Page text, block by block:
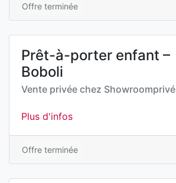
Offre terminée
Prêt-à-porter enfant –
Boboli
Vente privée chez Showroomprivé
Plus d'infos
Offre terminée